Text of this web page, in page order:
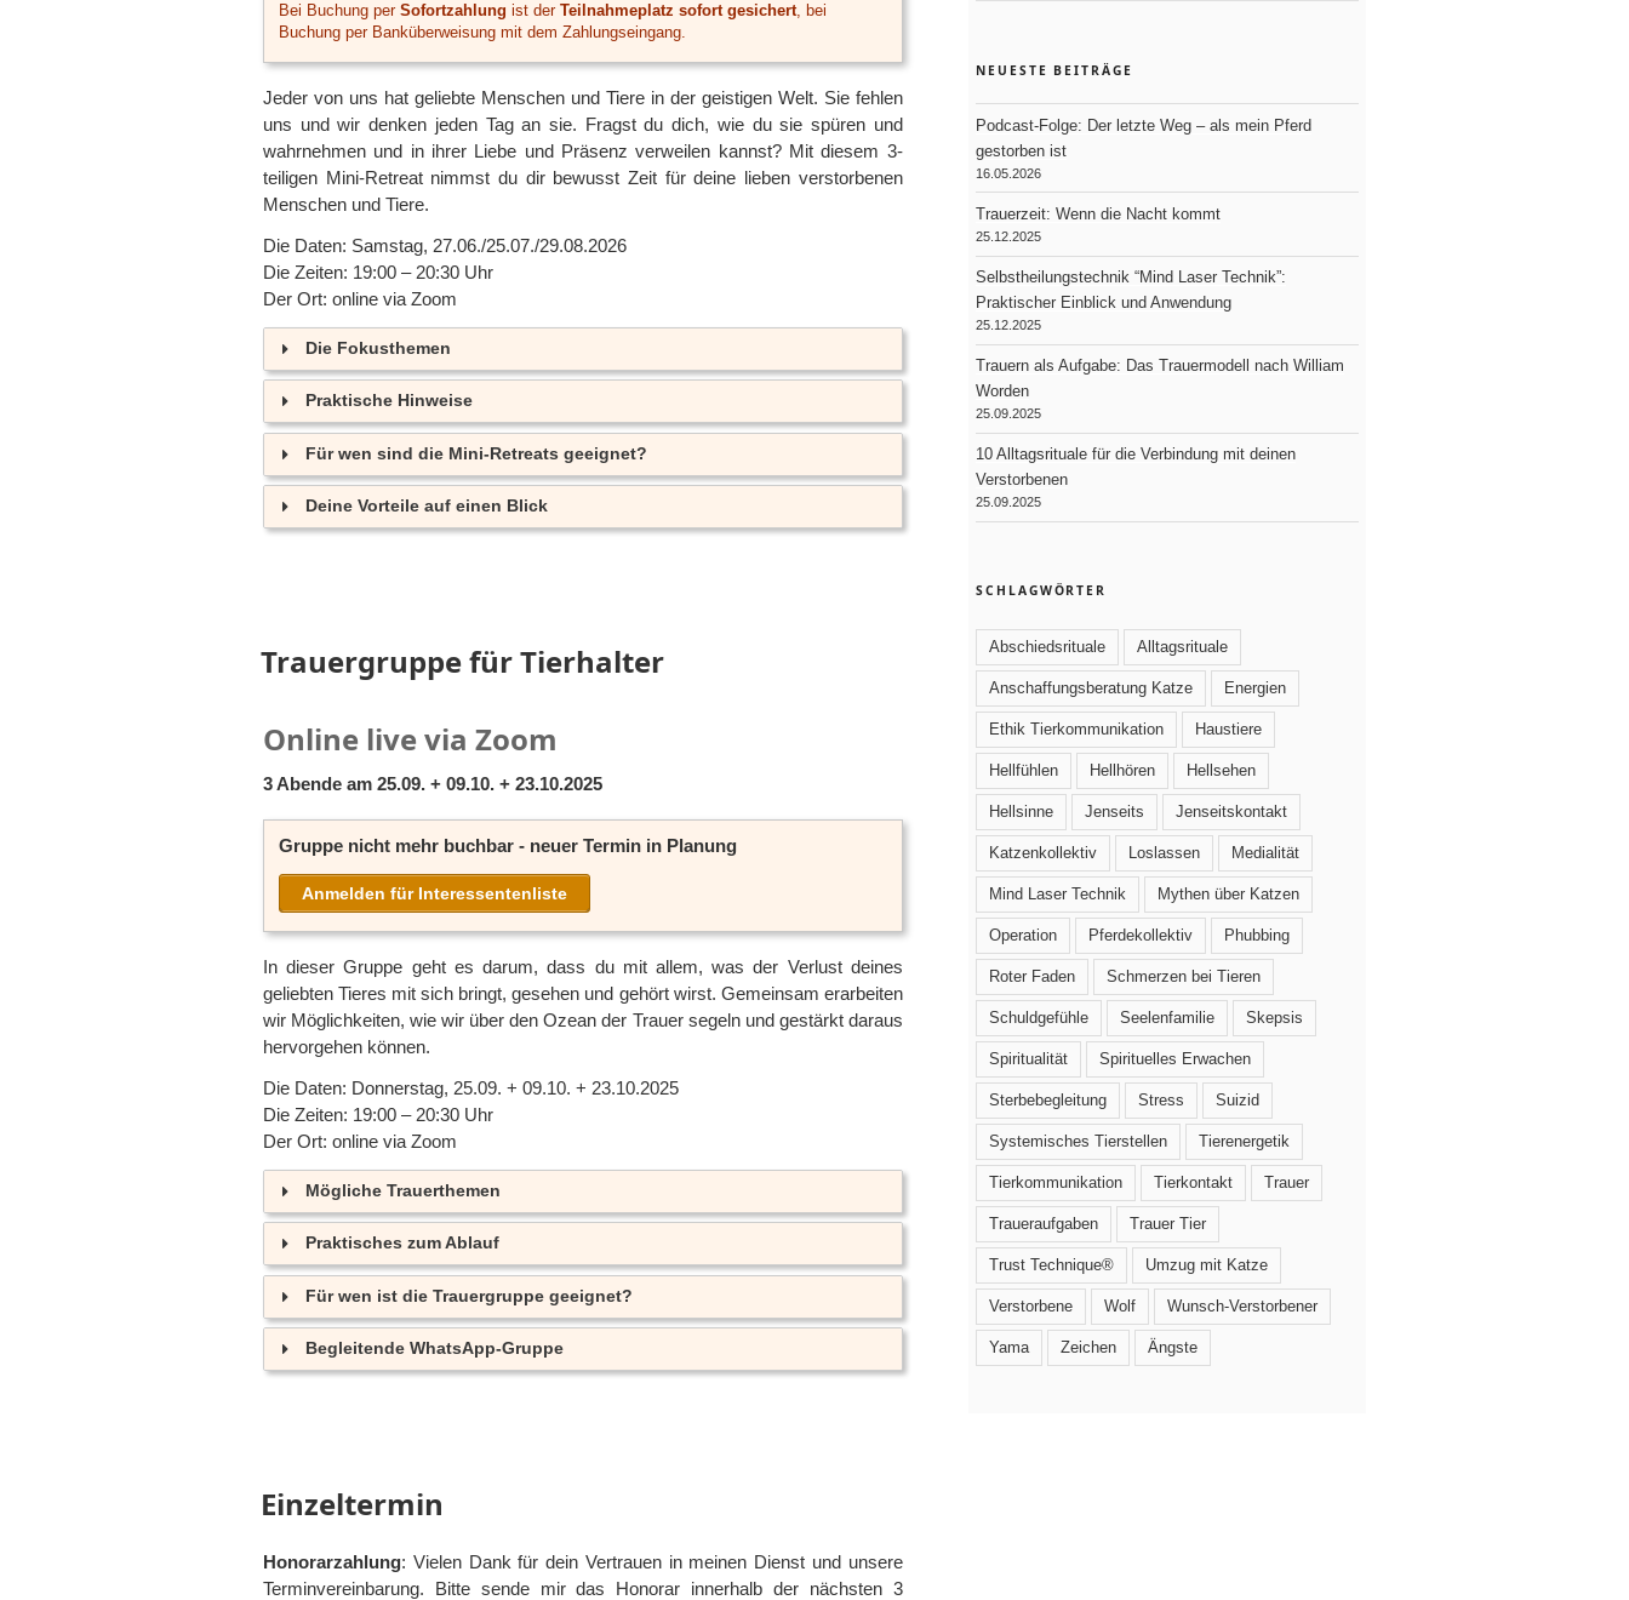
Bei Buchung per Sofortzahlung ist der Teilnahmeplatz sofort gesichert , bei
Buchung per Banküberweisung mit dem Zahlungseingang.
Jeder von uns hat geliebte Menschen und Tiere in der geistigen Welt. Sie fehlen
uns und wir denken jeden Tag an sie. Fragst du dich, wie du sie spüren und
wahrnehmen und in ihrer Liebe und Präsenz verweilen kannst? Mit diesem 3-
teiligen Mini-Retreat nimmst du dir bewusst Zeit für deine lieben verstorbenen
Menschen und Tiere.
Die Daten: Samstag, 27.06./25.07./29.08.2026
Die Zeiten: 19:00 – 20:30 Uhr
Der Ort: online via Zoom
Die Fokusthemen
Praktische Hinweise
Für wen sind die Mini-Retreats geeignet?
Deine Vorteile auf einen Blick
Trauergruppe für Tierhalter
Online live via Zoom
3 Abende am 25.09. + 09.10. + 23.10.2025
Gruppe nicht mehr buchbar - neuer Termin in Planung
Anmelden für Interessentenliste
In dieser Gruppe geht es darum, dass du mit allem, was der Verlust deines
geliebten Tieres mit sich bringt, gesehen und gehört wirst. Gemeinsam erarbeiten
wir Möglichkeiten, wie wir über den Ozean der Trauer segeln und gestärkt daraus
hervorgehen können.
Die Daten: Donnerstag, 25.09. + 09.10. + 23.10.2025
Die Zeiten: 19:00 – 20:30 Uhr
Der Ort: online via Zoom
Mögliche Trauerthemen
Praktisches zum Ablauf
Für wen ist die Trauergruppe geeignet?
Begleitende WhatsApp-Gruppe
Einzeltermin
Honorarzahlung: Vielen Dank für dein Vertrauen in meinen Dienst und unsere
Terminvereinbarung. Bitte sende mir das Honorar innerhalb der nächsten 3
NEUESTE BEITRÄGE
Podcast-Folge: Der letzte Weg – als mein Pferd
gestorben ist
16.05.2026
Trauerzeit: Wenn die Nacht kommt
25.12.2025
Selbstheilungstechnik “Mind Laser Technik”:
Praktischer Einblick und Anwendung
25.12.2025
Trauern als Aufgabe: Das Trauermodell nach William
Worden
25.09.2025
10 Alltagsrituale für die Verbindung mit deinen
Verstorbenen
25.09.2025
SCHLAGWÖRTER
Abschiedsrituale Alltagsrituale
Anschaffungsberatung Katze Energien
Ethik Tierkommunikation Haustiere
Hellfühlen Hellhören Hellsehen
Hellsinne Jenseits Jenseitskontakt
Katzenkollektiv Loslassen Medialität
Mind Laser Technik Mythen über Katzen
Operation Pferdekollektiv Phubbing
Roter Faden Schmerzen bei Tieren
Schuldgefühle Seelenfamilie Skepsis
Spiritualität Spirituelles Erwachen
Sterbebegleitung Stress Suizid
Systemisches Tierstellen Tierenergetik
Tierkommunikation Tierkontakt Trauer
Traueraufgaben Trauer Tier
Trust Technique® Umzug mit Katze
Verstorbene Wolf Wunsch-Verstorbener
Yama Zeichen Ängste